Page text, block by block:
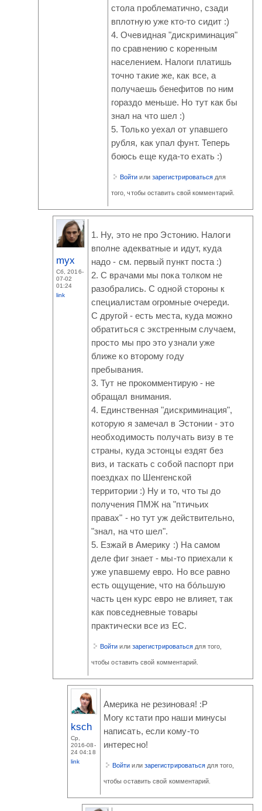
стола проблематично, сзади
вплотную уже кто-то сидит :)
4. Очевидная "дискриминация"
по сравнению с коренным
населением. Налоги платишь
точно такие же, как все, а
получаешь бенефитов по ним
гораздо меньше. Но тут как бы
знал на что шел :)
5. Только уехал от упавшего
рубля, как упал фунт. Теперь
боюсь еще куда-то ехать :)
Войти или зарегистрироваться для
того, чтобы оставить свой комментарий.
myx
Сб, 2016-
07-02
01:24
link
1. Ну, это не про Эстонию. Налоги
вполне адекватные и идут, куда
надо - см. первый пункт поста :)
2. С врачами мы пока толком не
разобрались. С одной стороны к
специалистам огромные очереди.
С другой - есть места, куда можно
обратиться с экстренным случаем,
просто мы про это узнали уже
ближе ко второму году
пребывания.
3. Тут не прокомментирую - не
обращал внимания.
4. Единственная "дискриминация",
которую я замечал в Эстонии - это
необходимость получать визу в те
страны, куда эстонцы ездят без
виз, и таскать с собой паспорт при
поездках по Шенгенской
территории :) Ну и то, что ты до
получения ПМЖ на "птичьих
правах" - но тут уж действительно,
"знал, на что шел".
5. Езжай в Америку :) На самом
деле фиг знает - мы-то приехали к
уже упавшему евро. Но все равно
есть ощущение, что на бóльшую
часть цен курс евро не влияет, так
как повседневные товары
практически все из ЕС.
Войти или зарегистрироваться для того,
чтобы оставить свой комментарий.
ksch
Ср,
2016-08-
24 04:18
link
Америка не резиновая! :P
Могу кстати про наши минусы
написать, если кому-то
интересно!
Войти или зарегистрироваться для того,
чтобы оставить свой комментарий.